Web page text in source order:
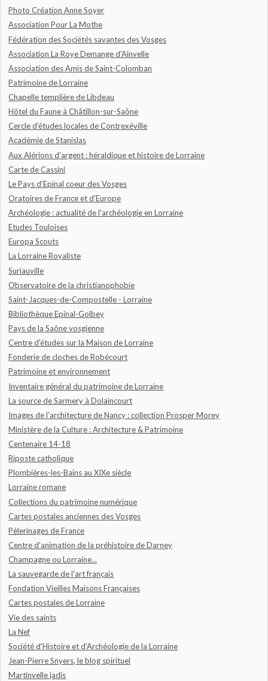
Photo Création Anne Soyer
Association Pour La Mothe
Fédération des Sociétés savantes des Vosges
Association La Roye Demange d'Ainvelle
Association des Amis de Saint-Colomban
Patrimoine de Lorraine
Chapelle templière de Libdeau
Hôtel du Faune à Châtillon-sur-Saône
Cercle d'études locales de Contrexéville
Académie de Stanislas
Aux Alérions d'argent : héraldique et histoire de Lorraine
Carte de Cassini
Le Pays d'Epinal coeur des Vosges
Oratoires de France et d'Europe
Archéologie : actualité de l'archéologie en Lorraine
Etudes Touloises
Europa Scouts
La Lorraine Royaliste
Suriauville
Observatoire de la christianophobie
Saint-Jacques-de-Compostelle - Lorraine
Bibliothèque Epinal-Golbey
Pays de la Saône vosgienne
Centre d'études sur la Maison de Lorraine
Fonderie de cloches de Robécourt
Patrimoine et environnement
Inventaire général du patrimoine de Lorraine
La source de Sarmery à Dolaincourt
Images de l'architecture de Nancy : collection Prosper Morey
Ministère de la Culture : Architecture & Patrimoine
Centenaire 14-18
Riposte catholique
Plombières-les-Bains au XIXe siècle
Lorraine romane
Collections du patrimoine numérique
Cartes postales anciennes des Vosges
Pèlerinages de France
Centre d'animation de la préhistoire de Darney
Champagne ou Lorraine...
La sauvegarde de l'art français
Fondation Vieilles Maisons Françaises
Cartes postales de Lorraine
Vie des saints
La Nef
Société d'Histoire et d'Archéologie de la Lorraine
Jean-Pierre Snyers, le blog spirituel
Martinvelle jadis